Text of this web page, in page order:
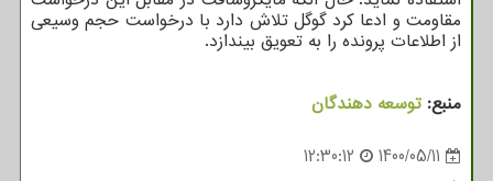
مقاومت و ادعا کرد گوگل تلاش دارد با درخواست حجم وسیعی
از اطلاعات پرونده را به تعویق بیندازد.
منبع: توسعه دهندگان
1400/05/11
12:30:12